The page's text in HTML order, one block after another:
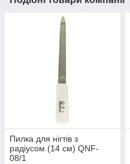
Пилка для нігтів з
радіусом (14 см) QNF-
08/1